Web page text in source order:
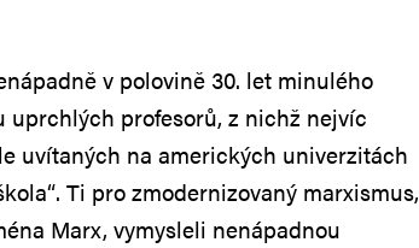
v polovině 30. let minulého
profesorů, z nichž nejvíc
uvítaných na amerických univerzitách
Ti pro zmodernizovaný marxismus,
Marx, vymysleli nenápadnou